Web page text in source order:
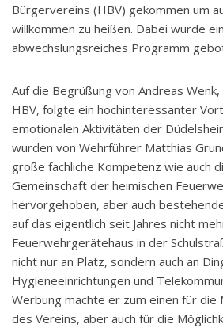
Bürgervereins (HBV) gekommen um
willkommen zu heißen. Dabei wurde ein
abwechslungsreiches Programm
Auf die Begrüßung von Andreas
HBV, folgte ein hochinteressanter
emotionalen Aktivitäten der
wurden von Wehrführer Matthias
große fachliche Kompetenz wie auch
Gemeinschaft der heimischen
hervorgehoben, aber auch
auf das eigentlich seit Jahres nicht
Feuerwehrgerätehaus in der
nicht nur an Platz, sondern auch an
Hygieneeinrichtungen und
Werbung machte er zum einen für die
des Vereins, aber auch für die